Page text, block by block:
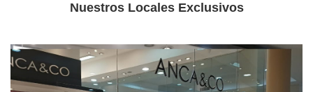
Nuestros Locales Exclusivos